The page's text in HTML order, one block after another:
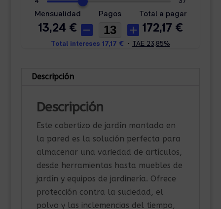
Descripción
Descripción
Este cobertizo de jardín montado en
la pared es la solución perfecta para
almacenar una variedad de artículos,
desde herramientas hasta muebles de
jardín y equipos de jardinería. Ofrece
protección contra la suciedad, el
polvo y las inclemencias del tiempo,